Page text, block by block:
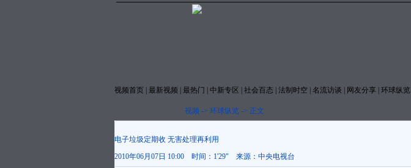
视频首页 最新视频 最热门 中新专区 社会百态 法制时空 名流访谈 网友分享 环球纵览
视频 -> 环球纵览 -> 正文
电子垃圾定期收 无害处理再利用
2010年06月07日 10:00
时间： 1'29" 来源： 中央电视台